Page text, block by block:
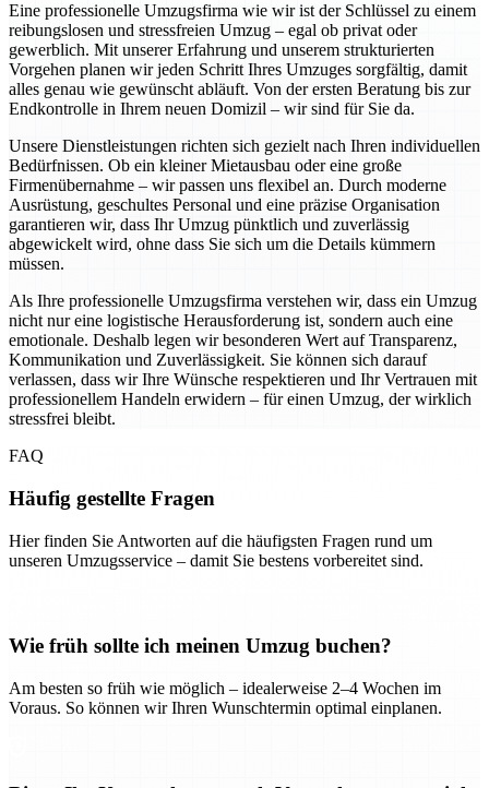
Eine professionelle Umzugsfirma wie wir ist der Schlüssel zu einem
reibungslosen und stressfreien Umzug – egal ob privat oder
gewerblich. Mit unserer Erfahrung und unserem strukturierten
Vorgehen planen wir jeden Schritt Ihres Umzuges sorgfältig, damit
alles genau wie gewünscht abläuft. Von der ersten Beratung bis zur
Endkontrolle in Ihrem neuen Domizil – wir sind für Sie da.
Unsere Dienstleistungen richten sich gezielt nach Ihren individuellen
Bedürfnissen. Ob ein kleiner Mietausbau oder eine große
Firmenübernahme – wir passen uns flexibel an. Durch moderne
Ausrüstung, geschultes Personal und eine präzise Organisation
garantieren wir, dass Ihr Umzug pünktlich und zuverlässig
abgewickelt wird, ohne dass Sie sich um die Details kümmern
müssen.
Als Ihre professionelle Umzugsfirma verstehen wir, dass ein Umzug
nicht nur eine logistische Herausforderung ist, sondern auch eine
emotionale. Deshalb legen wir besonderen Wert auf Transparenz,
Kommunikation und Zuverlässigkeit. Sie können sich darauf
verlassen, dass wir Ihre Wünsche respektieren und Ihr Vertrauen mit
professionellem Handeln erwidern – für einen Umzug, der wirklich
stressfrei bleibt.
FAQ
Häufig gestellte Fragen
Hier finden Sie Antworten auf die häufigsten Fragen rund um
unseren Umzugsservice – damit Sie bestens vorbereitet sind.
Wie früh sollte ich meinen Umzug buchen?
Am besten so früh wie möglich – idealerweise 2–4 Wochen im
Voraus. So können wir Ihren Wunschtermin optimal einplanen.